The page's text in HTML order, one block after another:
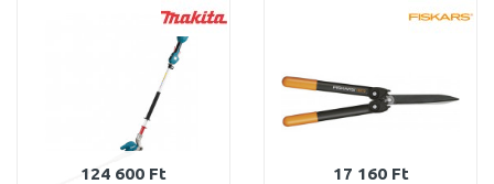
Összehasonlítás Összehasonlítás
124 600 Ft 17 160 Ft